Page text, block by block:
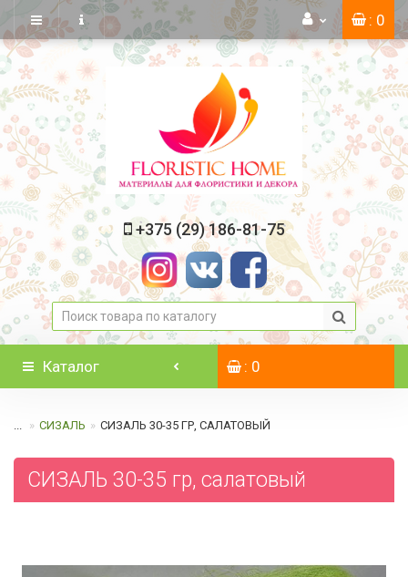
: 0
+375 (29) 186-81-75
Каталог : 0
... СИЗАЛЬ СИЗАЛЬ 30-35 ГР, САЛАТОВЫЙ
СИЗАЛЬ 30-35 гр, салатовый